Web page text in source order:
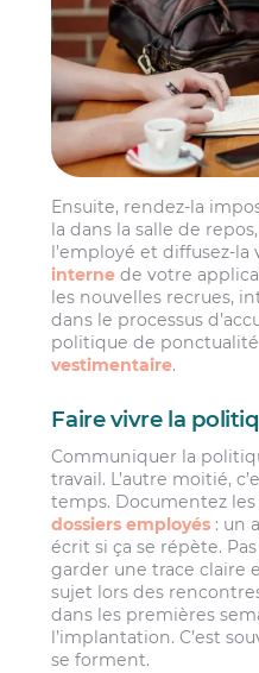
Ensuite, rendez-la
la dans la salle de
l’employé et diffusez-la
interne de votre
les nouvelles recrues,
dans le processus
politique de
vestimentaire.
Faire vivre la
Communiquer la
travail. L’autre moitié,
temps. Documentez
dossiers employés : un
écrit si ça se répète.
garder une trace claire
sujet lors des
dans les premières
l’implantation. C’est
se forment.